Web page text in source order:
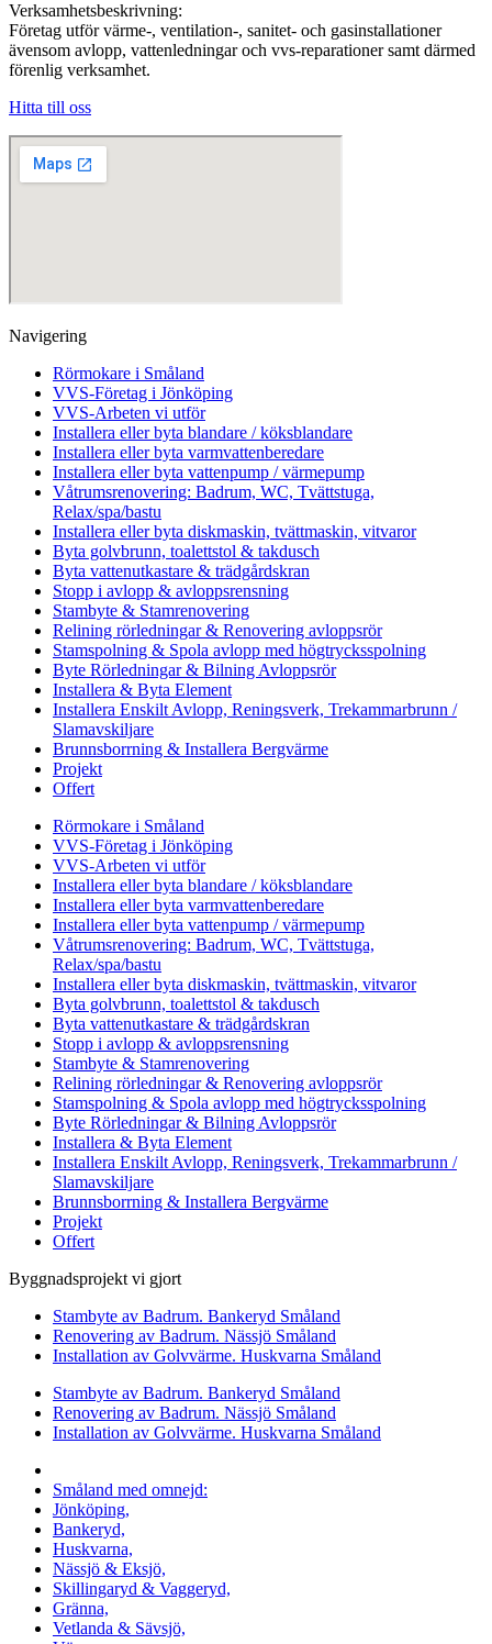
Verksamhetsbeskrivning:
Företag utför värme-, ventilation-, sanitet- och gasinstallationer
ävensom avlopp, vattenledningar och vvs-reparationer samt därmed
förenlig verksamhet.
Hitta till oss
Navigering
Rörmokare i Småland
VVS-Företag i Jönköping
VVS-Arbeten vi utför
Installera eller byta blandare / köksblandare
Installera eller byta varmvattenberedare
Installera eller byta vattenpump / värmepump
Våtrumsrenovering: Badrum, WC, Tvättstuga,
Relax/spa/bastu
Installera eller byta diskmaskin, tvättmaskin, vitvaror
Byta golvbrunn, toalettstol & takdusch
Byta vattenutkastare & trädgårdskran
Stopp i avlopp & avloppsrensning
Stambyte & Stamrenovering
Relining rörledningar & Renovering avloppsrör
Stamspolning & Spola avlopp med högtrycksspolning
Byte Rörledningar & Bilning Avloppsrör
Installera & Byta Element
Installera Enskilt Avlopp, Reningsverk, Trekammarbrunn /
Slamavskiljare
Brunnsborrning & Installera Bergvärme
Projekt
Offert
Rörmokare i Småland
VVS-Företag i Jönköping
VVS-Arbeten vi utför
Installera eller byta blandare / köksblandare
Installera eller byta varmvattenberedare
Installera eller byta vattenpump / värmepump
Våtrumsrenovering: Badrum, WC, Tvättstuga,
Relax/spa/bastu
Installera eller byta diskmaskin, tvättmaskin, vitvaror
Byta golvbrunn, toalettstol & takdusch
Byta vattenutkastare & trädgårdskran
Stopp i avlopp & avloppsrensning
Stambyte & Stamrenovering
Relining rörledningar & Renovering avloppsrör
Stamspolning & Spola avlopp med högtrycksspolning
Byte Rörledningar & Bilning Avloppsrör
Installera & Byta Element
Installera Enskilt Avlopp, Reningsverk, Trekammarbrunn /
Slamavskiljare
Brunnsborrning & Installera Bergvärme
Projekt
Offert
Byggnadsprojekt vi gjort
Stambyte av Badrum. Bankeryd Småland
Renovering av Badrum. Nässjö Småland
Installation av Golvvärme. Huskvarna Småland
Stambyte av Badrum. Bankeryd Småland
Renovering av Badrum. Nässjö Småland
Installation av Golvvärme. Huskvarna Småland
Småland med omnejd:
Jönköping,
Bankeryd,
Huskvarna,
Nässjö & Eksjö,
Skillingaryd & Vaggeryd,
Gränna,
Vetlanda & Sävsjö,